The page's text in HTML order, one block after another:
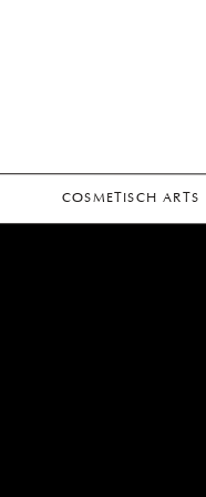
COSMETISCH ARTS